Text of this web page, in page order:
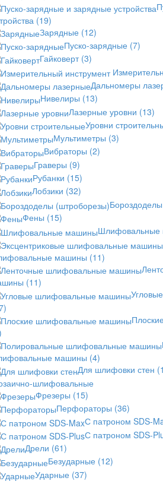
(19)
Зарядные (12)
Пуско-зарядные (7)
Гайковерт (3)
Дальномеры
Нивелиры (13)
Лазерные уровни (13)
Уровни
Мультиметры (3)
Вибраторы (2)
Граверы (9)
Рубанки (15)
Лобзики (32)
Фены (15)
машины (11)
(11)
машины (4)
Для шлифовки стен
шлифовальные
Фрезеры (15)
Перфораторы (36)
С патроном SDS-
С патроном SDS-
Дрели (61)
Безударные (12)
Ударные (37)